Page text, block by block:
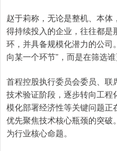
赵于莉称，无论是整机、本
得持续投入的企业，往往都
环，并具备规模化潜力的公司
向某一个环节”，而是在筛选
首程控股执行委员会委员、
技术验证阶段，逐步转向工
模化部署经济性等关键问题
优先聚焦技术核心瓶颈的突
为行业核心命题。